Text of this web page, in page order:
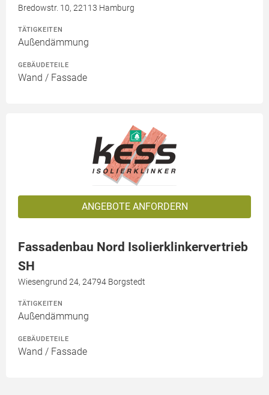
Bredowstr. 10, 22113 Hamburg
TÄTIGKEITEN
Außendämmung
GEBÄUDETEILE
Wand / Fassade
ANGEBOTE ANFORDERN
Fassadenbau Nord Isolierklinkervertrieb
SH
Wiesengrund 24, 24794 Borgstedt
TÄTIGKEITEN
Außendämmung
GEBÄUDETEILE
Wand / Fassade